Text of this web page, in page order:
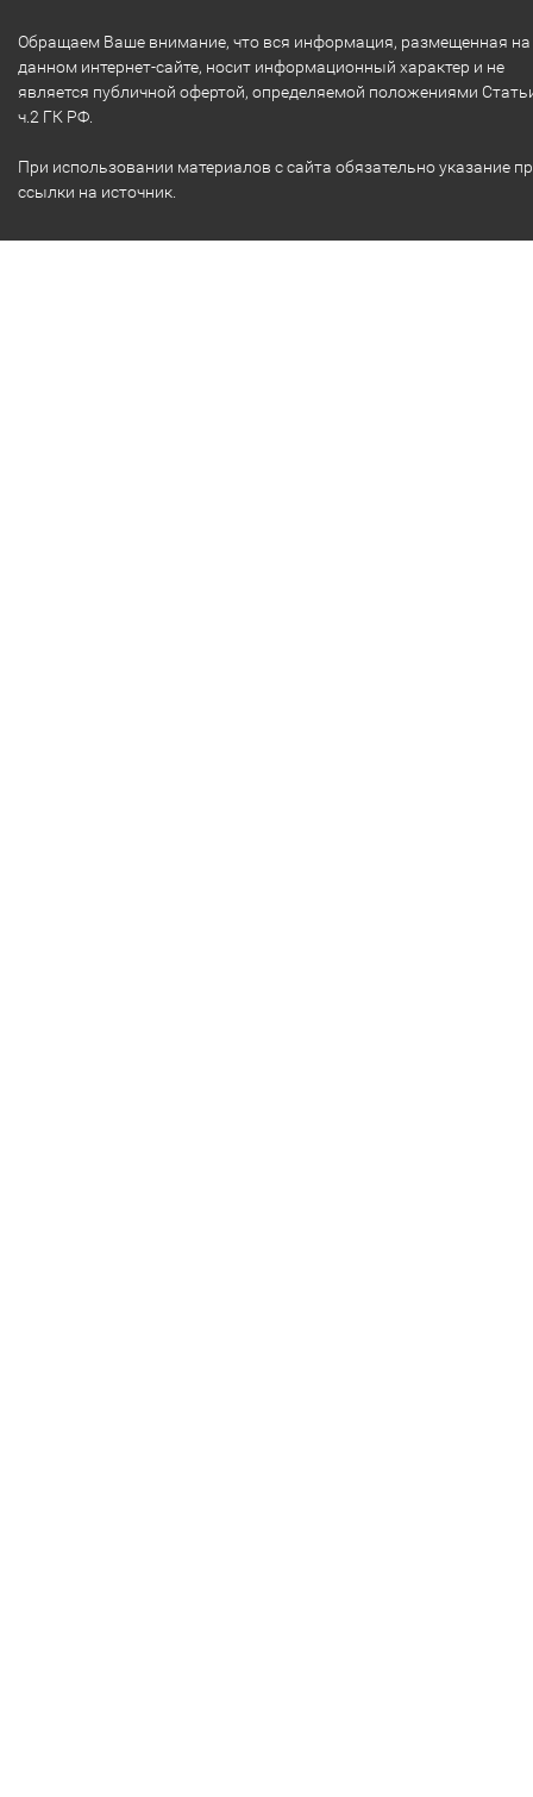
Обращаем Ваше внимание, что вся информация, размещенная на
данном интернет-сайте, носит информационный характер и не
является публичной офертой, определяемой положениями
ч.2 ГК РФ.
При использовании материалов с сайта обязательно указание
ссылки на источник.